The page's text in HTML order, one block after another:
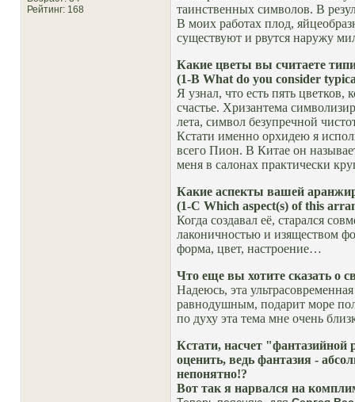
Рейтинг: 168
таинственных символов. В
В моих работах плод,
существуют и рвутся наружу
Какие цветы вы считаете
(1-B What do you consider
Я узнал, что есть пять
счастье. Хризантема
лета, символ безупречной
Кстати именно орхидею я
всего Пион. В Китае он
меня в салонах практически
Какие аспекты вашей
(1-C Which aspect(s) of this
Когда создавал её, старался
лаконичностью и изяществом
форма, цвет, настроение…
Что еще вы хотите сказать о
Надеюсь, эта
равнодушным, подарит море
по духу эта тема мне очень
Кстати, насчет "фантазийной
оценить, ведь фантазия -
непонятно!?
Вот так я нарвался на